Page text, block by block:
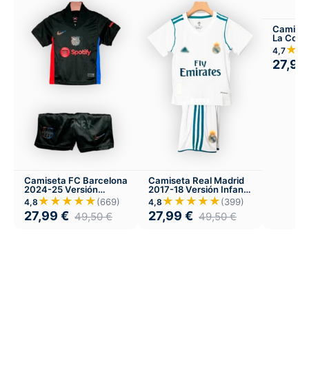
Camiseta FC Barcelona
2024-25 Versión
Infantil Visitante
4,8 ★★★★★(669)
27,99 € 49,50€
Camiseta Real Madrid
2017-18 Versión Infantil
Local
4,8 ★★★★★(399)
27,99 € 49,50€
La
Local
4,7
27,99